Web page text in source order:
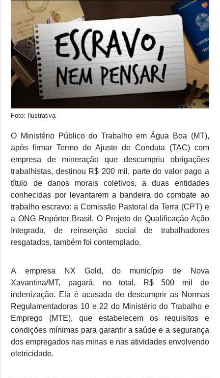
Foto: Ilustrativa
O Ministério Público do Trabalho em Água Boa (MT),
após firmar Termo de Ajuste de Conduta (TAC) com
empresa de mineração que descumpriu obrigações
trabalhistas, destinou R$ 200 mil, parte do valor pago a
título de danos morais coletivos, a duas entidades
conhecidas por levantarem a bandeira do combate ao
trabalho escravo: a Comissão Pastoral da Terra (CPT) e
a ONG Repórter Brasil. O Projeto de Qualificação Ação
Integrada, de reinserção social de trabalhadores
resgatados, também foi contemplado.
A empresa NX Gold, do município de Nova
Xavantina/MT, pagará, no total, R$ 500 mil de
indenização. Ela é acusada de descumprir as Normas
Regulamentadoras 10 e 22 do Ministério do Trabalho e
Emprego (MTE), que estabelecem os requisitos e
condições mínimas para garantir a saúde e a segurança
dos empregados nas minas e nas atividades envolvendo
eletricidade.